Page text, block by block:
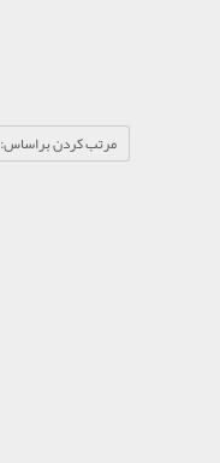
مرتب کردن براساس: